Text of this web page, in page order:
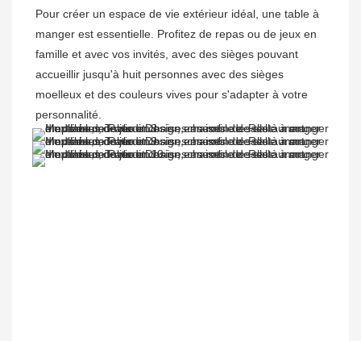
Pour créer un espace de vie extérieur idéal, une table à
manger est essentielle. Profitez de repas ou de jeux en
famille et avec vos invités, avec des sièges pouvant
accueillir jusqu'à huit personnes avec des sièges
moelleux et des couleurs vives pour s'adapter à votre